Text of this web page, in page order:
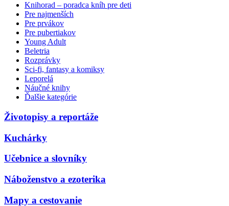
Knihorad – poradca kníh pre deti
Pre najmenších
Pre prvákov
Pre pubertiakov
Young Adult
Beletria
Rozprávky
Sci-fi, fantasy a komiksy
Leporelá
Náučné knihy
Ďalšie kategórie
Životopisy a reportáže
Kuchárky
Učebnice a slovníky
Náboženstvo a ezoterika
Mapy a cestovanie